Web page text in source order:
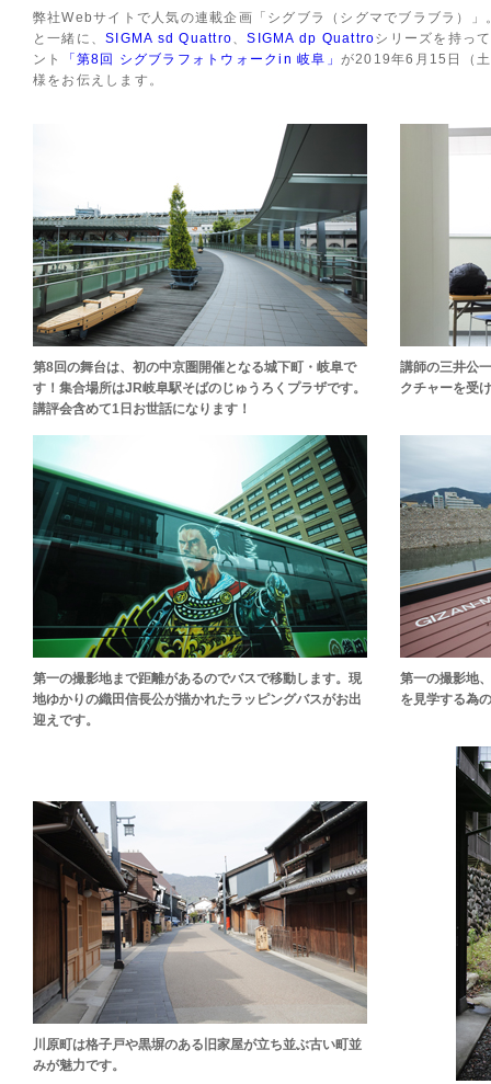
弊社Webサイトで人気の連載企画「シグブラ（シグマでブラブラ）
と一緒に、SIGMA sd Quattro、SIGMA dp Quattroシリーズを持っ
ント
「第8回 シグブラフォトウォークin 岐阜」 が2019年6月15日（
様をお伝えします。
第8回の舞台は、初の中京圏開催となる城下町・岐阜で
す！集合場所はJR岐阜駅そばのじゅうろくプラザです。
講評会含めて1日お世話になります！
講師の三井公
クチャーを受
第一の撮影地まで距離があるのでバスで移動します。現
地ゆかりの織田信長公が描かれたラッピングバスがお出
迎えです。
第一の撮影地
を見学する為
川原町は格子戸や黒塀のある旧家屋が立ち並ぶ古い町並
みが魅力です。